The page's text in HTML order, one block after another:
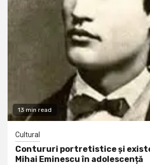
13 min read
Cultural
Contururi portretistice și
Mihai Eminescu în adolescență